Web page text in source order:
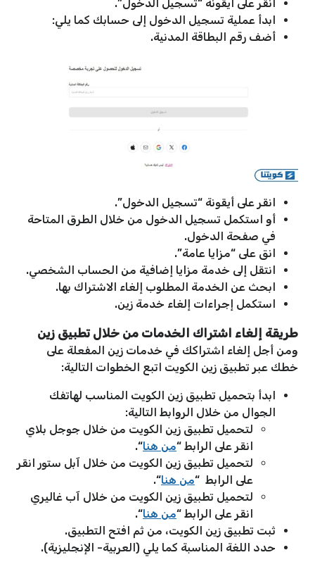
انقر على أيقونة “تسجيل الدخول”.
ابدأ عملية تسجيل الدخول إلى حسابك كما يلي:
أضف رقم البطاقة المدنية.
انقر على أيقونة “تسجيل الدخول”.
أو استكمل تسجيل الدخول من خلال الطرق المتاحة
في صفحة الدخول.
انق على “مزايا عامة”.
انتقل إلى خدمة مزايا إضافية من الحساب الشخصي.
ابحث عن الخدمة المطلوب إلغاء الاشتراك بها.
استكمل إجراءات إلغاء خدمة زين.
طريقة إلغاء اشتراك الخدمات من خلال تطبيق زين
ومن أجل إلغاء اشتراكك في خدمات زين المفعلة على
خطك عبر تطبيق زين الكويت اتبع الخطوات التالية:
ابدأ بتحميل تطبيق زين الكويت المناسب لهاتفك
الجوال من خلال الروابط التالية:
لتحميل تطبيق زين الكويت من خلال جوجل بلاي
انقر على الرابط “من هنا“.
لتحميل تطبيق زين الكويت من خلال آبل ستور انقر
على الرابط “من هنا“.
لتحميل تطبيق زين الكويت من خلال آب غاليري
انقر على الرابط “من هنا“.
ثبت تطبيق زين الكويت، من ثم افتح التطبيق.
حدد اللغة المناسبة كما يلي (العربية- الإنجليزية).